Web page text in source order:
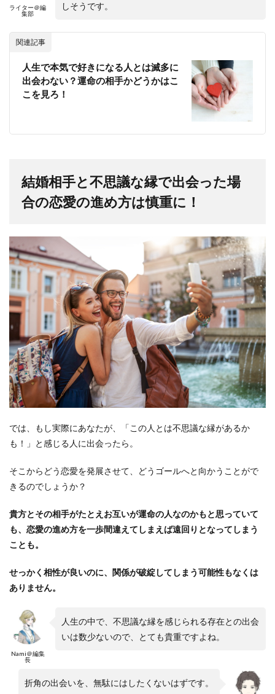
ライター＠編
集部
しそうです。
関連記事
人生で本気で好きになる人とは滅多に
出会わない？運命の相手かどうかはこ
こを見ろ！
結婚相手と不思議な縁で出会った場
合の恋愛の進め方は慎重に！
では、もし実際にあなたが、「この人とは不思議な縁があるか
も！」と感じる人に出会ったら。
そこからどう恋愛を発展させて、どうゴールへと向かうことがで
きるのでしょうか？
貴方とその相手がたとえお互いが運命の人なのかもと思っていて
も、恋愛の進め方を一歩間違えてしまえば遠回りとなってしまう
ことも。
せっかく相性が良いのに、関係が破綻してしまう可能性もなくは
ありません。
Nami＠編集
長
人生の中で、不思議な縁を感じられる存在との出会
いは数少ないので、とても貴重ですよね。
折角の出会いを、無駄にはしたくないはずです。